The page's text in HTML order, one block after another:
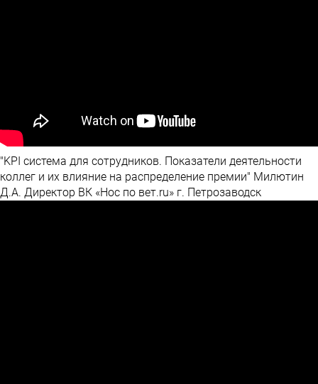
"KPI система для сотрудников. Показатели деятельности
коллег и их влияние на распределение премии" Милютин
Д.А. Директор ВК «Нос по вет.ru» г. Петрозаводск